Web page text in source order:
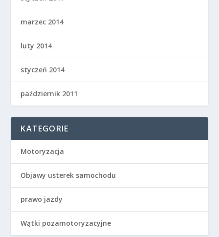
marzec 2014
luty 2014
styczeń 2014
październik 2011
KATEGORIE
Motoryzacja
Objawy usterek samochodu
prawo jazdy
Wątki pozamotoryzacyjne